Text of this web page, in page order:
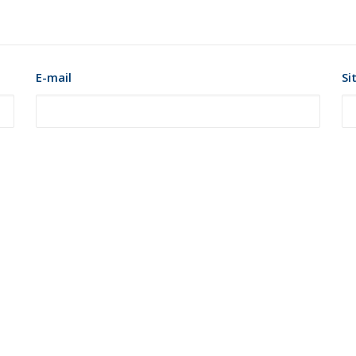
E-mail